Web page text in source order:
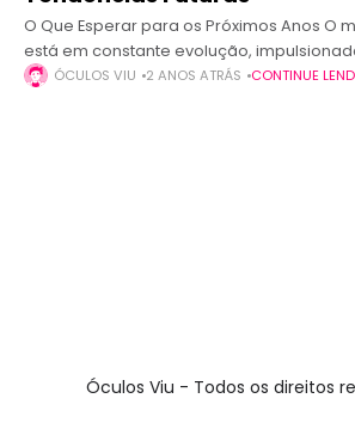
O Que Esperar para os Próximos Anos O
está em constante evolução,
nas preferências dos consumidores e
ÓCULOS VIU 2 ANOS ATRÁS CONTINUE
Óculos Viu - Todos os direitos